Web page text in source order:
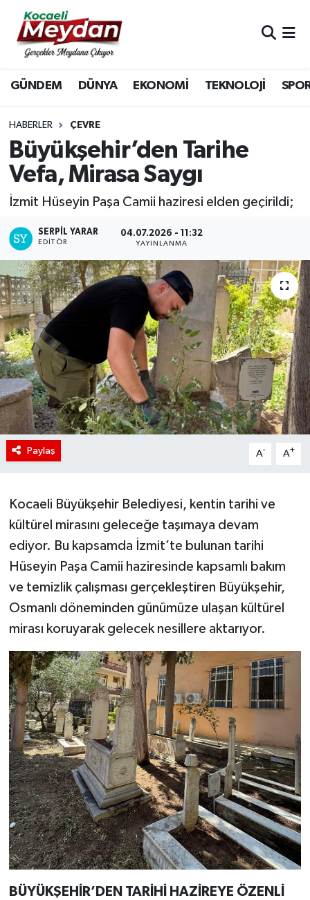
GÜNDEM DÜNYA EKONOMİ TEKNOLOJİ
HABERLER ÇEVRE
Büyükşehir’den Tarihe
Vefa, Mirasa Saygı
İzmit Hüseyin Paşa Camii haziresi elden geçirildi;
SERPİL YARAR
EDITÖR
04.07.2026 - 11:32
YAYINLANMA
Paylaş A- A+
Kocaeli Büyükşehir Belediyesi, kentin tarihi ve
kültürel mirasını geleceğe taşımaya devam
ediyor. Bu kapsamda İzmit’te bulunan tarihi
Hüseyin Paşa Camii haziresinde kapsamlı bakım
ve temizlik çalışması gerçekleştiren Büyükşehir,
Osmanlı döneminden günümüze ulaşan kültürel
mirası koruyarak gelecek nesillere aktarıyor.
BÜYÜKŞEHİR’DEN TARİHİ HAZİREYE ÖZENLİ
Nöbetçi Eczaneler
Hava Durumu
Trafik Durumu
Süper Lig Puan Durumu ve Fikstür
Son Dakika Haberleri
Haber Arşivi